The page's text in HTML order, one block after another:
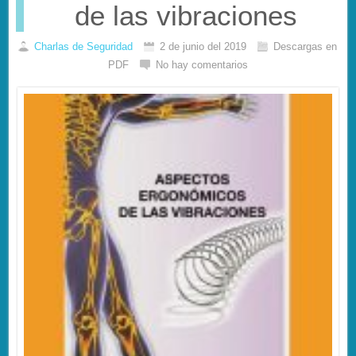
de las vibraciones
Charlas de Seguridad 2 de junio del 2019
Descargas en
PDF
No hay comentarios